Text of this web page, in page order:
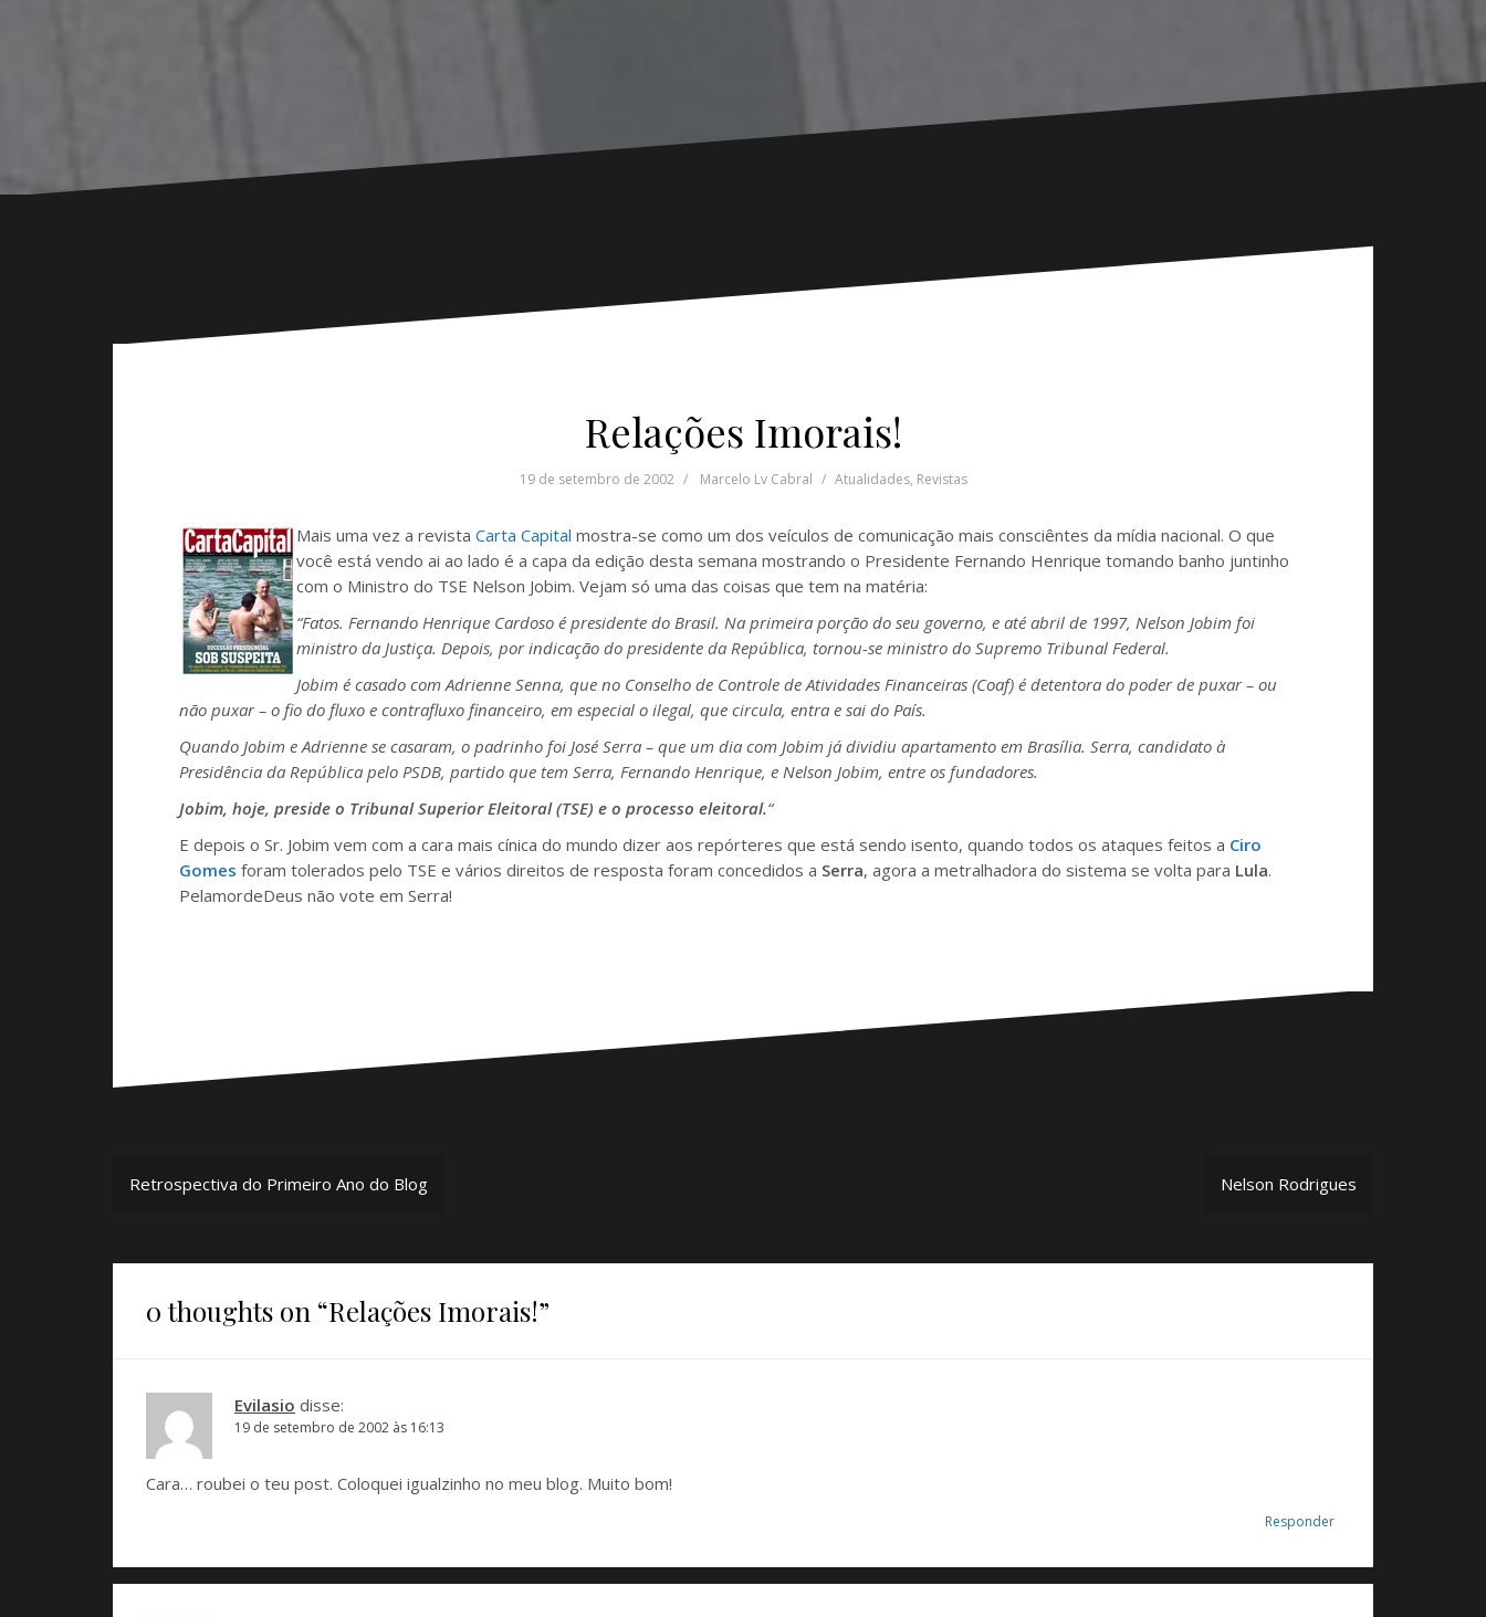
Relações Imorais!
19 de setembro de 2002 Marcelo Lv Cabral Atualidades, Revistas
Mais uma vez a revista Carta Capital mostra-se como um dos veículos de comunicação mais consciêntes da mídia nacional. O que
você está vendo ai ao lado é a capa da edição desta semana mostrando o Presidente Fernando Henrique tomando banho juntinho
com o Ministro do TSE Nelson Jobim. Vejam só uma das coisas que tem na matéria:
“Fatos. Fernando Henrique Cardoso é presidente do Brasil. Na primeira porção do seu governo, e até abril de 1997, Nelson Jobim foi
ministro da Justiça. Depois, por indicação do presidente da República, tornou-se ministro do Supremo Tribunal Federal.
Jobim é casado com Adrienne Senna, que no Conselho de Controle de Atividades Financeiras (Coaf) é detentora do poder de puxar – ou
não puxar – o fio do fluxo e contrafluxo financeiro, em especial o ilegal, que circula, entra e sai do País.
Quando Jobim e Adrienne se casaram, o padrinho foi José Serra – que um dia com Jobim já dividiu apartamento em Brasília. Serra, candidato à
Presidência da República pelo PSDB, partido que tem Serra, Fernando Henrique, e Nelson Jobim, entre os fundadores.
Jobim, hoje, preside o Tribunal Superior Eleitoral (TSE) e o processo eleitoral.“
E depois o Sr. Jobim vem com a cara mais cínica do mundo dizer aos repórteres que está sendo isento, quando todos os ataques feitos a Ciro
Gomes foram tolerados pelo TSE e vários direitos de resposta foram concedidos a Serra, agora a metralhadora do sistema se volta para Lula.
PelamordeDeus não vote em Serra!
Navegação
Retrospectiva do Primeiro Ano do Blog Nelson Rodrigues
0 thoughts on “Relações Imorais!”
Evilasio disse:
19 de setembro de 2002 às 16:13
Cara… roubei o teu post. Coloquei igualzinho no meu blog. Muito bom!
Responder